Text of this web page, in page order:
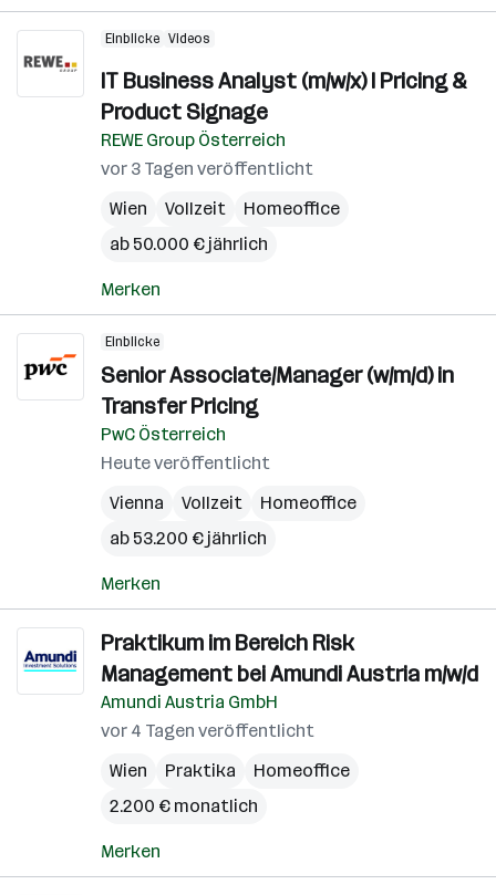
Einblicke Videos
IT Business Analyst (m/w/x) I Pricing &
Product Signage
REWE Group Österreich
vor 3 Tagen veröffentlicht
Wien
Vollzeit
Homeoffice
ab 50.000 € jährlich
Merken
Einblicke
Senior Associate/Manager (w/m/d) in
Transfer Pricing
PwC Österreich
Heute veröffentlicht
Vienna
Vollzeit
Homeoffice
ab 53.200 € jährlich
Merken
Praktikum im Bereich Risk
Management bei Amundi Austria m/w/d
Amundi Austria GmbH
vor 4 Tagen veröffentlicht
Wien
Praktika
Homeoffice
2.200 € monatlich
Merken